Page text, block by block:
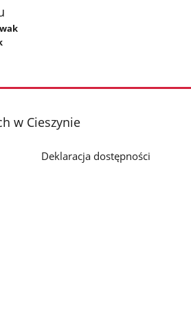
w Cieszynie
Deklaracja dostępności